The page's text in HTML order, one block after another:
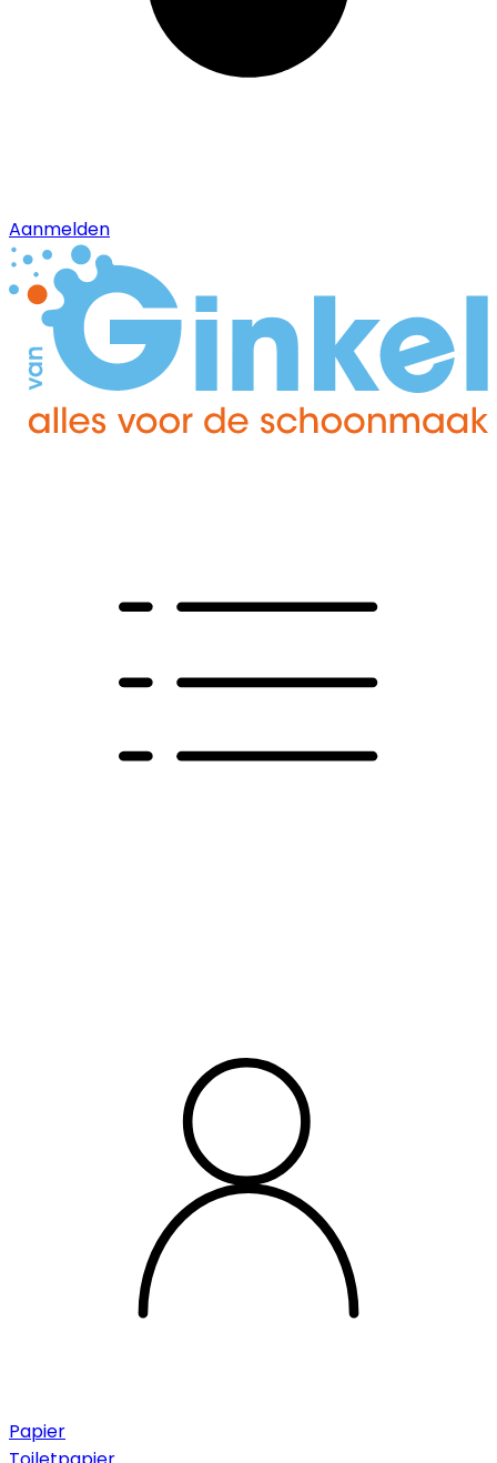
Aanmelden
Papier